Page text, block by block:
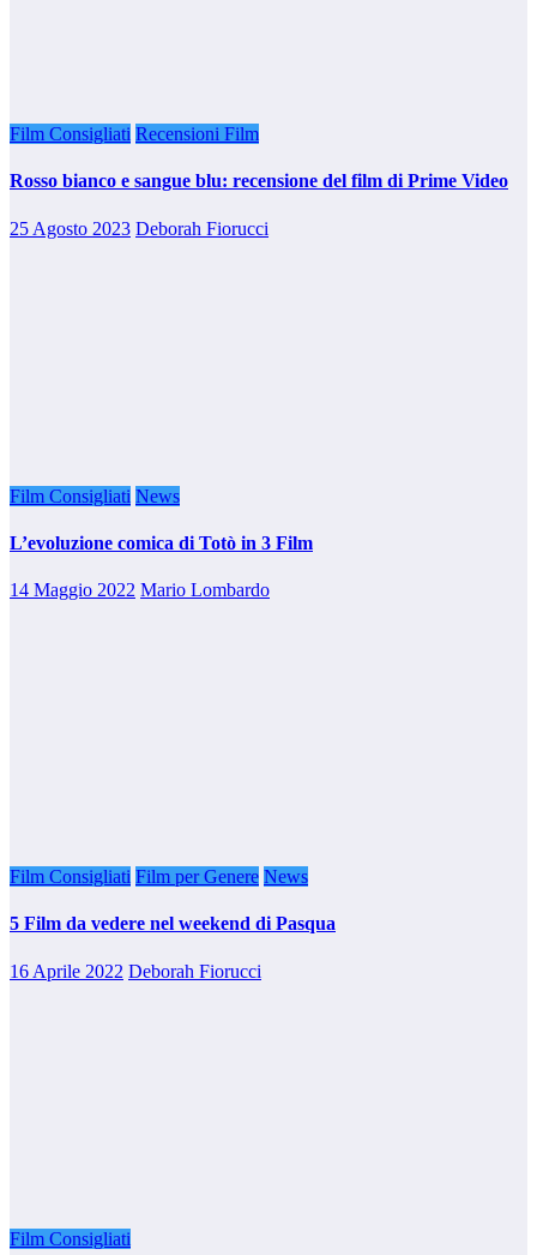
Film Consigliati Recensioni Film
Rosso bianco e sangue blu: recensione del film di Prime Video
25 Agosto 2023 Deborah Fiorucci
Film Consigliati News
L’evoluzione comica di Totò in 3 Film
14 Maggio 2022 Mario Lombardo
Film Consigliati Film per Genere News
5 Film da vedere nel weekend di Pasqua
16 Aprile 2022 Deborah Fiorucci
Film Consigliati